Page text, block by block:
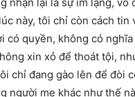
này, tôi chỉ còn cách tin
có quyền, không có
xin xỏ để thoát tội,
chỉ đang gào lên để đòi
người mẹ khác như thế